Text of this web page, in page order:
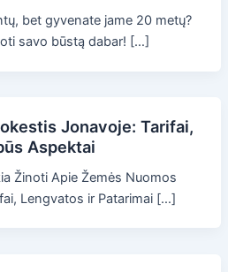
bet gyvenate jame 20 metų?
savo būstą dabar! […]
Jonavoje: Tarifai,
Aspektai
Žinoti Apie Žemės Nuomos
Lengvatos ir Patarimai […]